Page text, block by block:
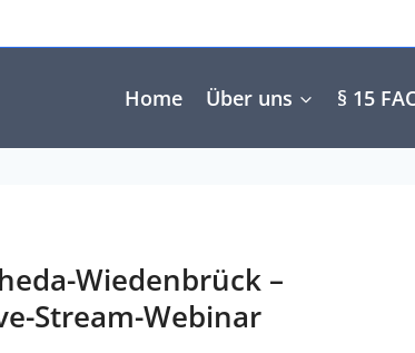
Home Über uns § 15
Wiedenbrück –
Stream-Webinar